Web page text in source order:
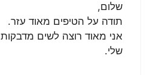
שלום,
תודה על הטיפים מאוד עזר.
אני מאוד רוצה לשים
שלי.